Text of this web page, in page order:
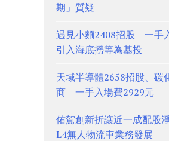
期」質疑
遇見小麵2408招股 一手
引入海底撈等為基投
天域半導體2658招股、碳
商 一手入場費2929元
佑駕創新折讓近一成配股
L4無人物流車業務發展